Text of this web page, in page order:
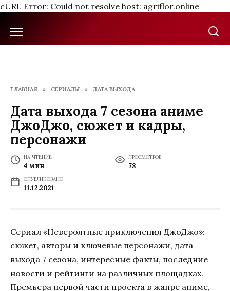
cURL Error: Could not resolve host: agriflor.online
содержанию
ГЛАВНАЯ » СЕРИАЛЫ » ДАТА ВЫХОДА
Дата выхода 7 сезона аниме
ДжоДжо, сюжет и кадры,
персонажи
НА ЧТЕНИЕ
4 мин
ПРОСМОТРОВ
78
ОПУБЛИКОВАНО
11.12.2021
Сериал «Невероятные приключения ДжоДжо»:
сюжет, авторы и ключевые персонажи, дата
выхода 7 сезона, интересные факты, последние
новости и рейтинги на различных площадках.
Премьера первой части проекта в жанре аниме,